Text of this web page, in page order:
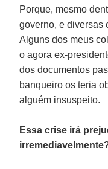
Porque, mesmo
governo, e diversas
Alguns dos meus
o agora ex-
dos documentos
banqueiro os teria
alguém insuspeito.
Essa crise irá